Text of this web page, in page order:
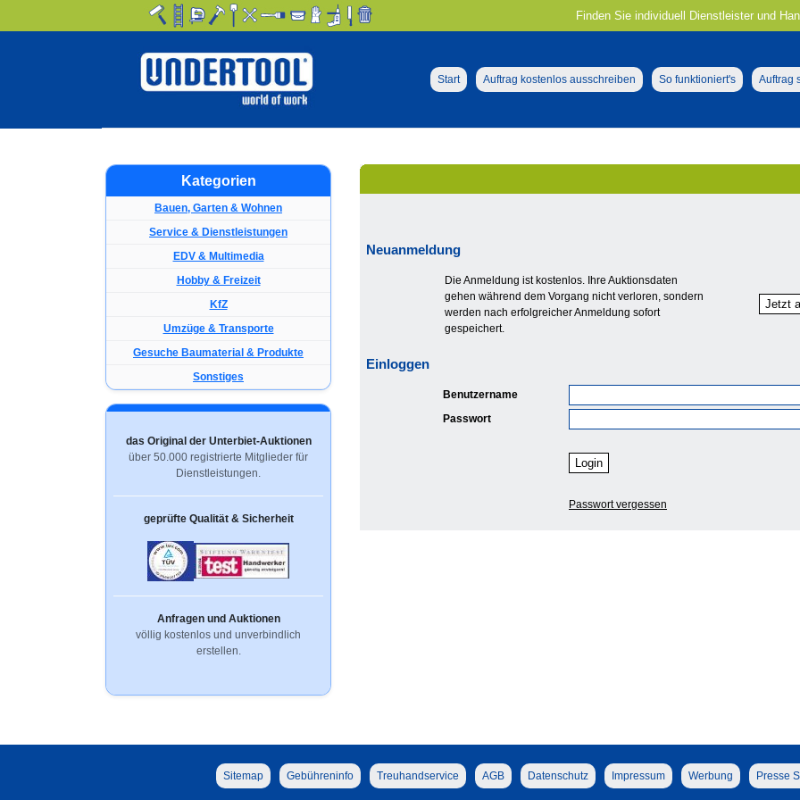
Finden Sie individuell Dienstleister und
Start Auftrag kostenlos ausschreiben So funktioniert's Auftrag
Kategorien
Bauen, Garten & Wohnen
Service & Dienstleistungen
EDV & Multimedia
Hobby & Freizeit
KfZ
Umzüge & Transporte
Gesuche Baumaterial & Produkte
Sonstiges
das Original der Unterbiet-Auktionen
über 50.000 registrierte Mitglieder für
Dienstleistungen.
geprüfte Qualität & Sicherheit
Anfragen und Auktionen
völlig kostenlos und unverbindlich
erstellen.
Neuanmeldung
Die Anmeldung ist kostenlos. Ihre Auktionsdaten
gehen während dem Vorgang nicht verloren, sondern
werden nach erfolgreicher Anmeldung sofort
gespeichert.
Einloggen
Benutzername
Passwort
Passwort vergessen
Sitemap Gebühreninfo Treuhandservice AGB Datenschutz Impressum Werbung Presse